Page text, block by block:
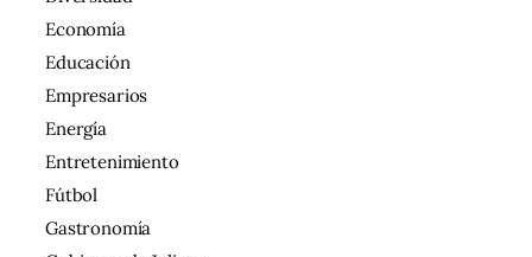
Economía
Educación
Empresarios
Energía
Entretenimiento
Fútbol
Gastronomía